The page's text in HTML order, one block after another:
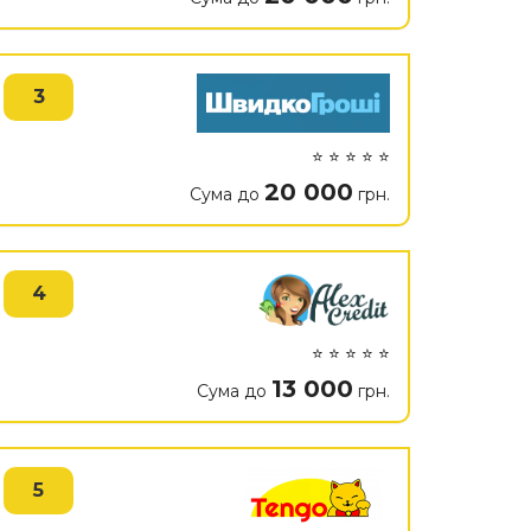
3
⭐ ⭐ ⭐ ⭐ ⭐
Сума до 20 000 грн.
4
⭐ ⭐ ⭐ ⭐ ⭐
Сума до 13 000 грн.
5